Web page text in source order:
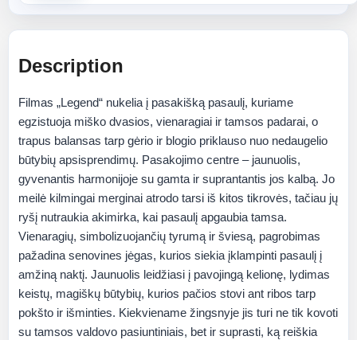
Description
Filmas „Legend“ nukelia į pasakišką pasaulį, kuriame
egzistuoja miško dvasios, vienaragiai ir tamsos padarai, o
trapus balansas tarp gėrio ir blogio priklauso nuo nedaugelio
būtybių apsisprendimų. Pasakojimo centre – jaunuolis,
gyvenantis harmonijoje su gamta ir suprantantis jos kalbą. Jo
meilė kilmingai merginai atrodo tarsi iš kitos tikrovės, tačiau jų
ryšį nutraukia akimirka, kai pasaulį apgaubia tamsa.
Vienaragių, simbolizuojančių tyrumą ir šviesą, pagrobimas
pažadina senovines jėgas, kurios siekia įklampinti pasaulį į
amžiną naktį. Jaunuolis leidžiasi į pavojingą kelionę, lydimas
keistų, magiškų būtybių, kurios pačios stovi ant ribos tarp
pokšto ir išminties. Kiekviename žingsnyje jis turi ne tik kovoti
su tamsos valdovo pasiuntiniais, bet ir suprasti, ką reiškia